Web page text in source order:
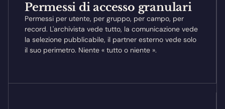
Permessi di accesso granulari
Permessi per utente, per gruppo, per campo, per
record. L'archivista vede tutto, la comunicazione vede
la selezione pubblicabile, il partner esterno vede solo
il suo perimetro. Niente « tutto o niente ».